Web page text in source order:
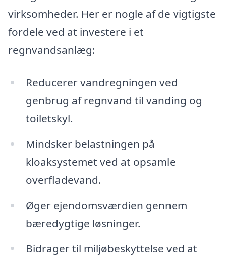
virksomheder. Her er nogle af de vigtigste
fordele ved at investere i et
regnvandsanlæg:
Reducerer vandregningen ved
genbrug af regnvand til vanding og
toiletskyl.
Mindsker belastningen på
kloaksystemet ved at opsamle
overfladevand.
Øger ejendomsværdien gennem
bæredygtige løsninger.
Bidrager til miljøbeskyttelse ved at